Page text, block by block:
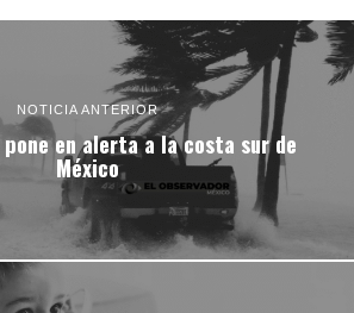
NOTICIA ANTERIOR
pone en alerta a la costa sur de
México